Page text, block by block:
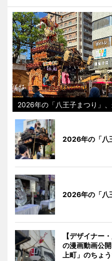
2026年の「八王子まつり」
2026年の「八
2026年の「八
【デザイナー
の漫画動画公
上町」のちょ